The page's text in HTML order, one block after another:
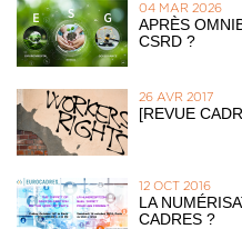
04 MAR 2026
APRÈS
CSRD ?
26 AVR 2017
[REVUE
12 OCT 2016
LA
CADRES ?